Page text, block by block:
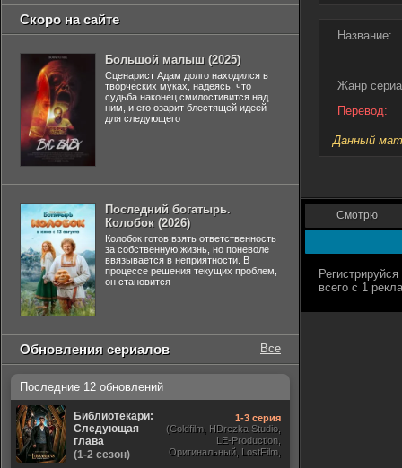
Название:
Жанр
Перевод:
Данный
Смотрю
Скоро на сайте
Большой малыш (2025)
Сценарист Адам долго находился в
творческих муках, надеясь, что
судьба наконец смилостивится над
ним, и его озарит блестящей идеей
для следующего
Последний богатырь.
Колобок (2026)
Колобок готов взять ответственность
за собственную жизнь, но поневоле
ввязывается в неприятности. В
процессе решения текущих проблем,
он становится
Обновления сериалов Все
Последние 12 обновлений
Библиотекари:
Следующая
глава
(1-2 сезон)
1-3 серия
(Coldfilm, HDrezka Studio,
LE-Production,
Оригинальный, LostFilm,